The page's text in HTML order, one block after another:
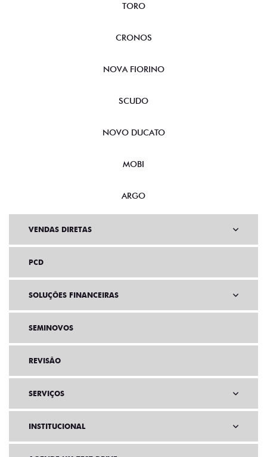
TORO
CRONOS
NOVA FIORINO
SCUDO
NOVO DUCATO
MOBI
ARGO
VENDAS DIRETAS
PCD
SOLUÇÕES FINANCEIRAS
SEMINOVOS
REVISÃO
SERVIÇOS
INSTITUCIONAL